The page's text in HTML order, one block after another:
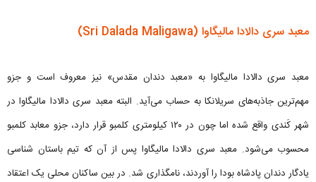
معبد سری دالادا مالیگاوا (Sri Dalada Maligawa)
معبد سری دالادا مالیگاوا به «معبد دندان مقدس» نیز معروف است و جزو
مهم‌ترین جاذبه‌های سریلانکا به حساب می‌آید. البته معبد سری دالادا مالیگاوا در
شهر کَندی واقع شده اما چون در ۱۲۰ کیلومتری کلمبو قرار دارد، جزو معابد کلمبو
محسوب می‌شود. معبد سری دالادا مالیگاوا پس از آن که تیم باستان شناسی
یادگار دندان پادشاه بودا را آوردند، نامگذاری شد. در بین ساکنان محلی یک اعتقاد